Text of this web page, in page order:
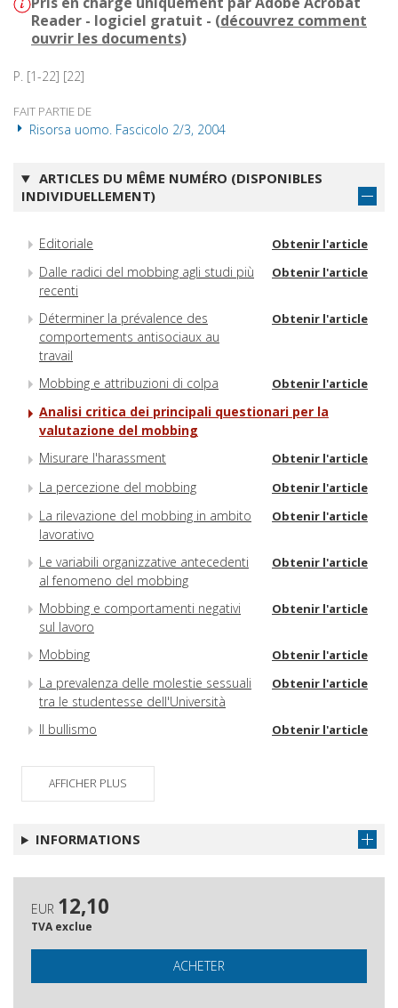
Reader - logiciel gratuit - (découvrez comment
ouvrir les documents)
P. [1-22] [22]
FAIT PARTIE DE
Risorsa uomo. Fascicolo 2/3, 2004
ARTICLES DU MÊME NUMÉRO (DISPONIBLES
INDIVIDUELLEMENT)
Editoriale Obtenir l'article
Dalle radici del mobbing agli studi più
recenti
Obtenir l'article
Déterminer la prévalence des
comportements antisociaux au
travail
Obtenir l'article
Mobbing e attribuzioni di colpa Obtenir l'article
Analisi critica dei principali questionari per la
valutazione del mobbing
Misurare l'harassment
Obtenir l'article
La percezione del mobbing Obtenir l'article
La rilevazione del mobbing in ambito
lavorativo
Obtenir l'article
Le variabili organizzative antecedenti
al fenomeno del mobbing
Obtenir l'article
Mobbing e comportamenti negativi
sul lavoro
Obtenir l'article
Mobbing Obtenir l'article
La prevalenza delle molestie sessuali
tra le studentesse dell'Università
Obtenir l'article
Il bullismo Obtenir l'article
AFFICHER PLUS
INFORMATIONS
EUR 12,10
TVA exclue
ACHETER